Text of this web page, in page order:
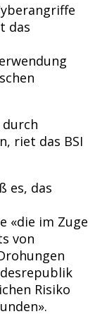
das
riet das BSI
es, das
«die im Zuge
von
Risiko